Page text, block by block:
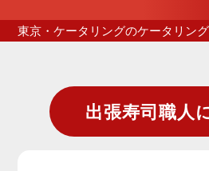
東京・ケータリングのケータリン
出張寿司職人